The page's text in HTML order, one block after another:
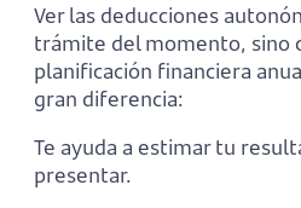
Ver las deducciones
trámite del momento, sino
planificación financiera
gran diferencia:
Te ayuda a estimar tu
presentar.